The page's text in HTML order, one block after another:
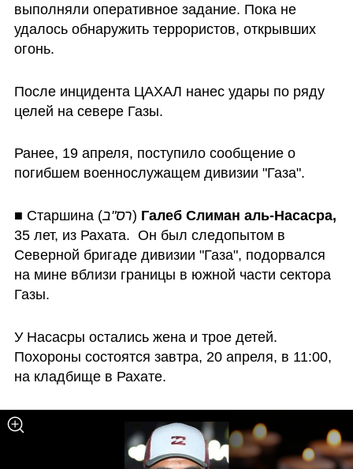
выполняли оперативное задание. Пока не
удалось обнаружить террористов, открывших
огонь.
После инцидента ЦАХАЛ нанес удары по ряду
целей на севере Газы.
Ранее, 19 апреля, поступило сообщение о
погибшем военнослужащем дивизии "Газа".
■ Старшина (רס"ב) Галеб Слиман аль-Насасра,
35 лет, из Рахата.  Он был следопытом в
Северной бригаде дивизии "Газа", подорвался
на мине вблизи границы в южной части сектора
Газы.
У Насасры остались жена и трое детей.
Похороны состоятся завтра, 20 апреля, в 11:00,
на кладбище в Рахате.